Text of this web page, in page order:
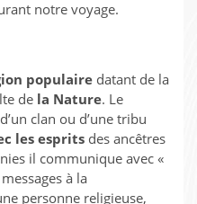
notre voyage.
populaire datant de la
de la Nature. Le
clan ou d’une tribu
les esprits des ancêtres
il communique avec «
à la
personne religieuse,